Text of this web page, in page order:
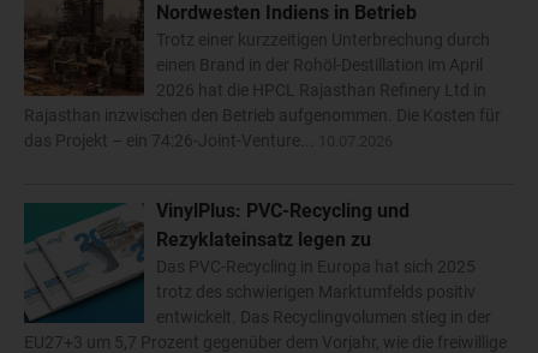
Nordwesten Indiens in Betrieb
Trotz einer kurzzeitigen Unterbrechung durch
einen Brand in der Rohöl-Destillation im April
2026 hat die HPCL Rajasthan Refinery Ltd in
Rajasthan inzwischen den Betrieb aufgenommen. Die Kosten für
das Projekt – ein 74:26-Joint-Venture...
VinylPlus: PVC-Recycling und
Rezyklateinsatz legen zu
Das PVC-Recycling in Europa hat sich 2025
trotz des schwierigen Marktumfelds positiv
entwickelt. Das Recyclingvolumen stieg in der
EU27+3 um 5,7 Prozent gegenüber dem Vorjahr, wie die freiwillige